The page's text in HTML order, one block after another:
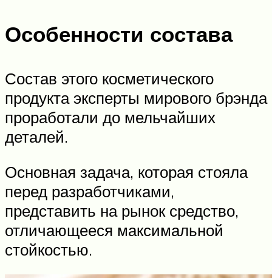
Особенности состава
Состав этого косметического
продукта эксперты мирового брэнда
проработали до мельчайших
деталей.
Основная задача, которая стояла
перед разработчиками,
представить на рынок средство,
отличающееся максимальной
стойкостью.